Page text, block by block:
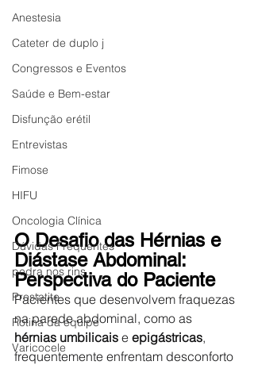
Anestesia
Cateter de duplo j
Congressos e Eventos
Saúde e Bem-estar
Disfunção erétil
Entrevistas
Fimose
HIFU
Oncologia Clínica
Dúvidas Frequentes
pedra nos rins
Prostatite
Rotina da equipe
Varicocele
O Desafio das Hérnias e
Diástase Abdominal:
Perspectiva do Paciente
Pacientes que desenvolvem fraquezas
na parede abdominal, como as
hérnias umbilicais e epigástricas,
frequentemente enfrentam desconforto